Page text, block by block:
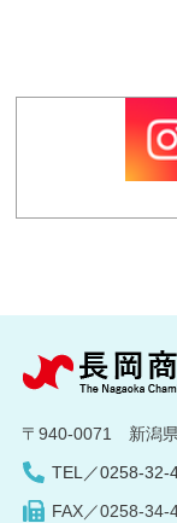
〒940-0071 新潟
TEL／0258-32-
FAX／0258-34-